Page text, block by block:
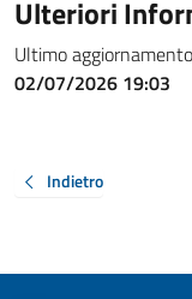
Ulteriori
Ultimo aggiornamento
02/07/2026 19:03
Indietro